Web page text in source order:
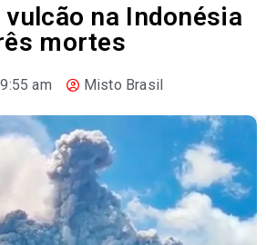
vulcão na Indonésia
mortes
9:55 am Misto Brasil